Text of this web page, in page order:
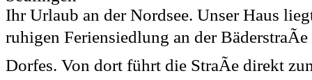
Ihr Urlaub an der Nordsee. Unser Haus
ruhigen Feriensiedlung an der BäderstraÃe
Dorfes. Von dort führt die StraÃe direkt